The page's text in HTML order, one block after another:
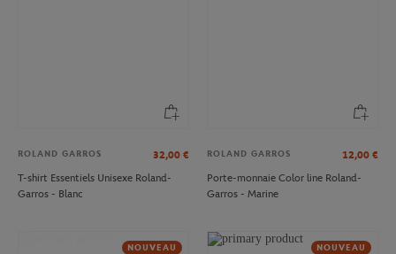
ROLAND GARROS 32,00 €
T-shirt Essentiels Unisexe Roland-
Garros - Blanc
ROLAND GARROS 12,00 €
Porte-monnaie Color line Roland-
Garros - Marine
NOUVEAU NOUVEAU